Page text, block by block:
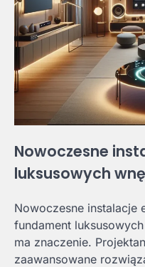
Nowoczesne
luksusowych
Nowoczesne instalacje
fundament
ma znaczenie.
zaawansowane